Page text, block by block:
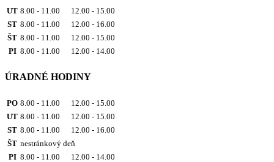
UT 8.00 - 11.00 12.00 - 15.00
ST 8.00 - 11.00 12.00 - 16.00
ŠT 8.00 - 11.00 12.00 - 15.00
PI 8.00 - 11.00 12.00 - 14.00
ÚRADNÉ HODINY
PO 8.00 - 11.00 12.00 - 15.00
UT 8.00 - 11.00 12.00 - 15.00
ST 8.00 - 11.00 12.00 - 16.00
ŠT nestránkový deň
PI 8.00 - 11.00 12.00 - 14.00